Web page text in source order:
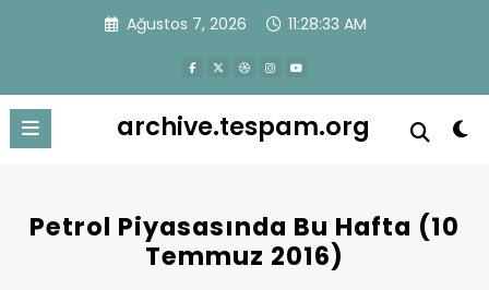
Ağustos 7, 2026 11:28:33 AM
archive.tespam.org
Petrol Piyasasında Bu Hafta (10
Temmuz 2016)